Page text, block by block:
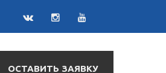
ОСТАВИТЬ ЗАЯВКУ